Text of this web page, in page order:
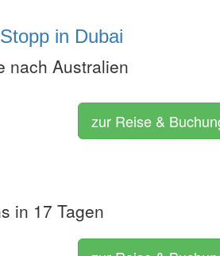
in Dubai
nach Australien
zur Reise &
in 17 Tagen